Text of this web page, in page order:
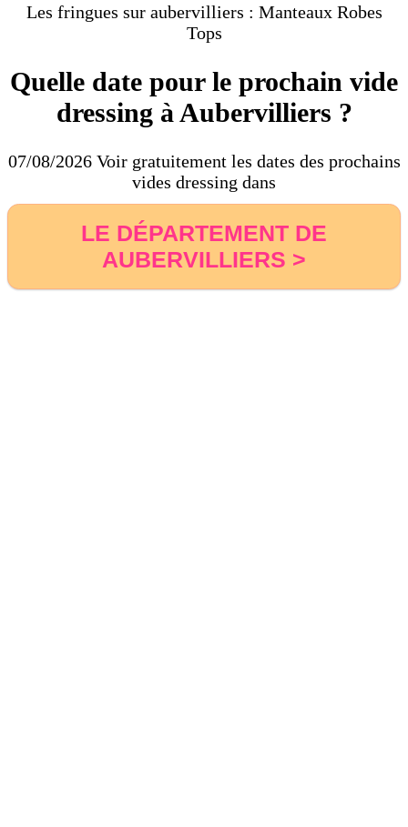
Les fringues sur aubervilliers : Manteaux Robes
Tops
Quelle date pour le prochain vide
dressing à Aubervilliers ?
07/08/2026 Voir gratuitement les dates des prochains
vides dressing dans
LE DÉPARTEMENT DE
AUBERVILLIERS